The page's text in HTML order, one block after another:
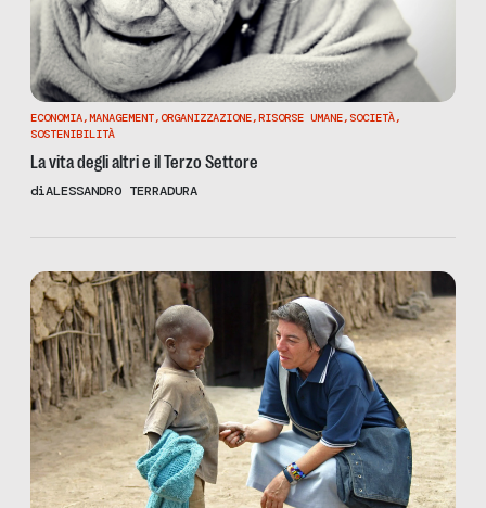
ECONOMIA,MANAGEMENT,ORGANIZZAZIONE,RISORSE UMANE, SOCIETÀ,
SOSTENIBILITÀ
La vita degli altri e il Terzo Settore
diALESSANDRO TERRADURA